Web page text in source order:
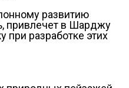
развитию
привлечет в Шарджу
разработке этих